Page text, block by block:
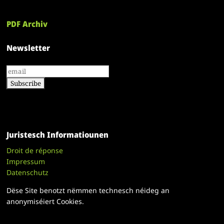
PDF Archiv
Newsletter
Juristesch Informatiounen
Droit de réponse
Impressum
Datenschutz
Dëse Site benotzt nëmmen technesch néideg an
anonymiséiert Cookies.